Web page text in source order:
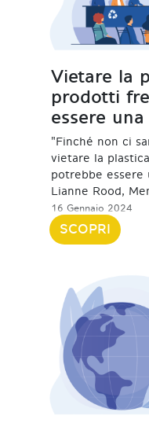
Vietare la
prodotti
essere
"Finché non ci
vietare la
potrebbe essere
Lianne Rood,
16 Gennaio 2024
SCOPRI